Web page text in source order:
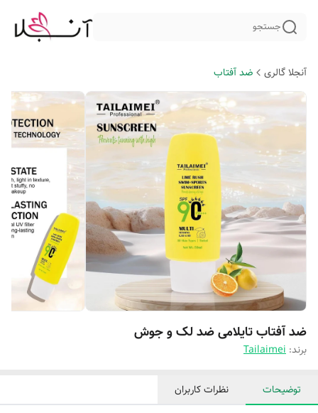
جستجو
آنجلا گالری ضد آفتاب
ضد آفتاب تایلامی ضد لک و جوش
برند: Tailaimei
توضیحات نظرات کاربران